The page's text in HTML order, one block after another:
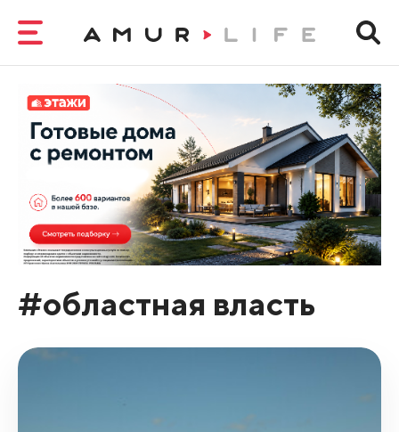
#областная власть